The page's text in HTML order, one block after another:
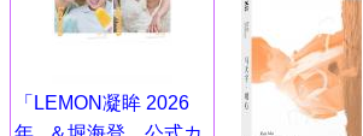
「LEMON凝眸 2026